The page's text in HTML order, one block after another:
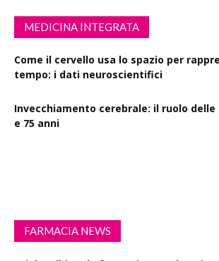
MEDICINA INTEGRATA
Come il cervello usa lo spazio per
tempo: i dati neuroscientifici
Invecchiamento cerebrale: il ruolo
e 75 anni
FARMACIA NEWS